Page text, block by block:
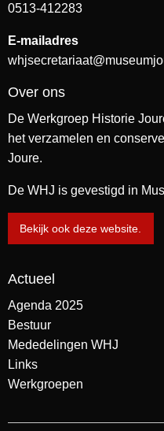
0513-412283
E-mailadres
Over ons
De Werkgroep Historie
het verzamelen en
Joure.
De WHJ is gevestigd in
Bekijk ook deze website.
Actueel
Agenda 2025
Bestuur
Mededelingen WHJ
Links
Werkgroepen